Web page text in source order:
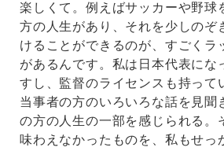
楽しくて。例えばサッカーや野球
方の人生があり、それを少しのぞ
けることができるのが、すごくラ
があるんです。私は日本代表にな
すし、監督のライセンスも持って
当事者の方のいろいろな話を見聞
の方の人生の一部を感じられる。
味わえなかったものを、私もせっ